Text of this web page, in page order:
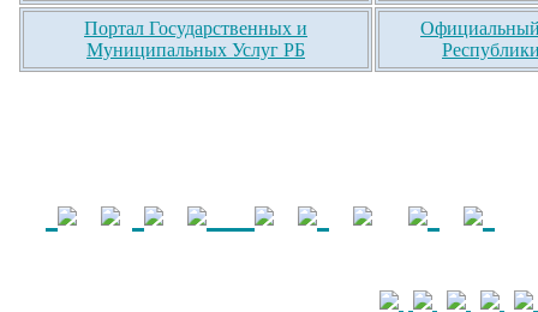
Портал Государственных и
Муниципальных Услуг РБ
Официальный